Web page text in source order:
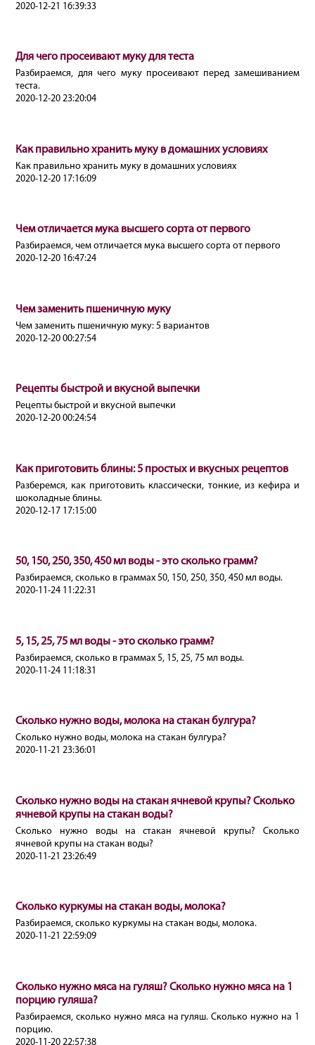
2020-12-21 16:39:33
Для чего просеивают муку для теста
Разбираемся, для чего муку просеивают перед замешиванием
теста.
2020-12-20 23:20:04
Как правильно хранить муку в домашних условиях
Как правильно хранить муку в домашних условиях
2020-12-20 17:16:09
Чем отличается мука высшего сорта от первого
Разбираемся, чем отличается мука высшего сорта от первого
2020-12-20 16:47:24
Чем заменить пшеничную муку
Чем заменить пшеничную муку: 5 вариантов
2020-12-20 00:27:54
Рецепты быстрой и вкусной выпечки
Рецепты быстрой и вкусной выпечки
2020-12-20 00:24:54
Как приготовить блины: 5 простых и вкусных рецептов
Разберемся, как приготовить классически, тонкие, из кефира и
шоколадные блины.
2020-12-17 17:15:00
50, 150, 250, 350, 450 мл воды - это сколько грамм?
Разбираемся, сколько в граммах 50, 150, 250, 350, 450 мл воды.
2020-11-24 11:22:31
5, 15, 25, 75 мл воды - это сколько грамм?
Разбираемся, сколько в граммах 5, 15, 25, 75 мл воды.
2020-11-24 11:18:31
Сколько нужно воды, молока на стакан булгура?
Сколько нужно воды, молока на стакан булгура?
2020-11-21 23:36:01
Сколько нужно воды на стакан ячневой крупы? Сколько
ячневой крупы на стакан воды?
Сколько нужно воды на стакан ячневой крупы? Сколько
ячневой крупы на стакан воды?
2020-11-21 23:26:49
Сколько куркумы на стакан воды, молока?
Разбираемся, сколько куркумы на стакан воды, молока.
2020-11-21 22:59:09
Сколько нужно мяса на гуляш? Сколько нужно мяса на 1
порцию гуляша?
Разбираемся, сколько нужно мяса на гуляш. Сколько нужно на 1
порцию.
2020-11-20 22:57:38